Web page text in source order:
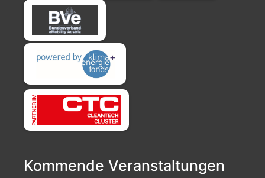
Kommende Veranstaltungen